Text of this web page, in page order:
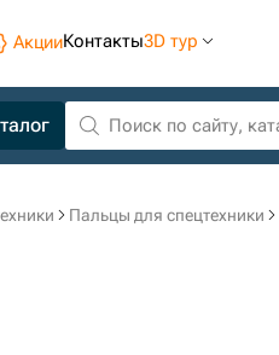
АкцииКонтакты3D тур
Пальцы для спецтехники